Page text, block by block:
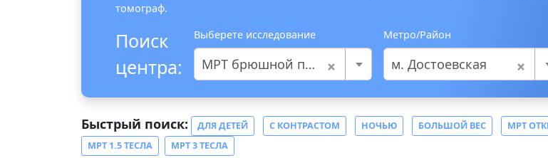
томограф.
Поиск
центра:
Выберете исследование
×
МРТ брюшной полости и забрюшинного пространства
Метро/Район
×
м. Достоевская
Быстрый поиск: ДЛЯ ДЕТЕЙ С КОНТРАСТОМ НОЧЬЮ БОЛЬШОЙ ВЕС МРТ
МРТ 1.5 ТЕСЛА
МРТ 3 ТЕСЛА